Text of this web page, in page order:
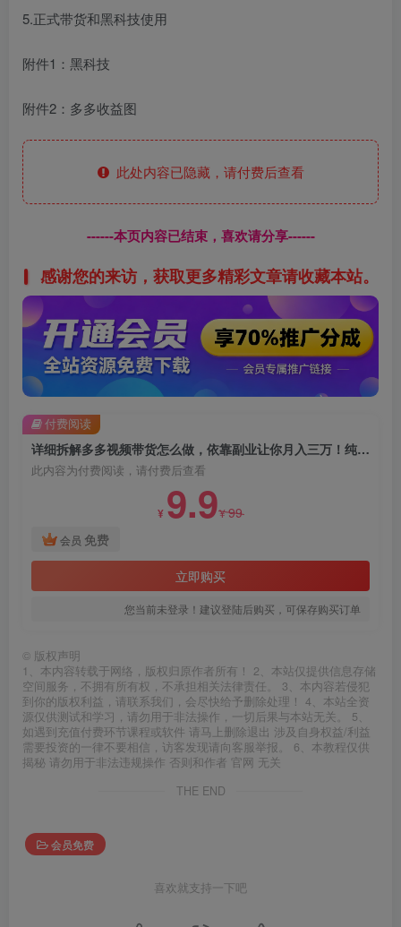
5.正式带货和黑科技使用
附件1：黑科技
附件2：多多收益图
此处内容已隐藏，请付费后查看
------本页内容已结束，喜欢请分享------
感谢您的来访，获取更多精彩文章请收藏本站。
详细拆解多多视频带货怎么做，依靠副业让你月入三万！纯搬运玩法【揭秘】
此内容为付费阅读，请付费后查看
¥ 9.9¥99
会员 免费
立即购买
您当前未登录！建议登陆后购买，可保存购买订单
付费阅读
© 版权声明
1、本内容转载于网络，版权归原作者所有！ 2、本站仅提供信息存储
空间服务，不拥有所有权，不承担相关法律责任。 3、本内容若侵犯
到你的版权利益，请联系我们，会尽快给予删除处理！ 4、本站全资
源仅供测试和学习，请勿用于非法操作，一切后果与本站无关。 5、
如遇到充值付费环节课程或软件 请马上删除退出 涉及自身权益/利益
需要投资的一律不要相信，访客发现请向客服举报。 6、本教程仅供
揭秘 请勿用于非法违规操作 否则和作者 官网 无关
THE END
会员免费
喜欢就支持一下吧